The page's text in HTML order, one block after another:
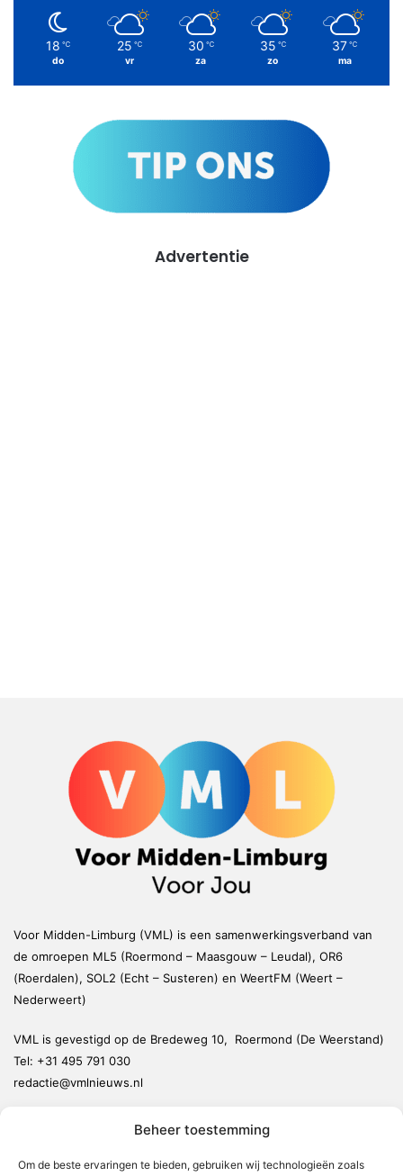
Beheer toestemming
Om de beste ervaringen te bieden, gebruiken wij technologieën zoals
18 ℃
do
25 ℃
vr
30 ℃
za
35 ℃
zo
37 ℃
ma
Advertentie
Voor Midden-Limburg (VML) is een samenwerkingsverband van
de omroepen ML5 (Roermond – Maasgouw – Leudal), OR6
(Roerdalen), SOL2 (Echt – Susteren) en WeertFM (Weert –
Nederweert)
VML is gevestigd op de Bredeweg 10, Roermond (De Weerstand)
Tel: +31 495 791 030
redactie@vmlnieuws.nl
Nederweert